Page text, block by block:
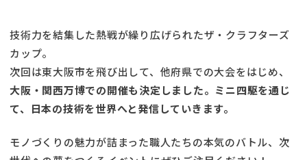
技術力を結集した熱戦が繰り広げられたザ・クラフターズ
カップ。
次回は東大阪市を飛び出して、他府県での大会をはじめ、
大阪・関西万博での開催も決定しました。ミニ四駆を通じ
て、日本の技術を世界へと発信していきます。
モノづくりの魅力が詰まった職人たちの本気のバトル、次